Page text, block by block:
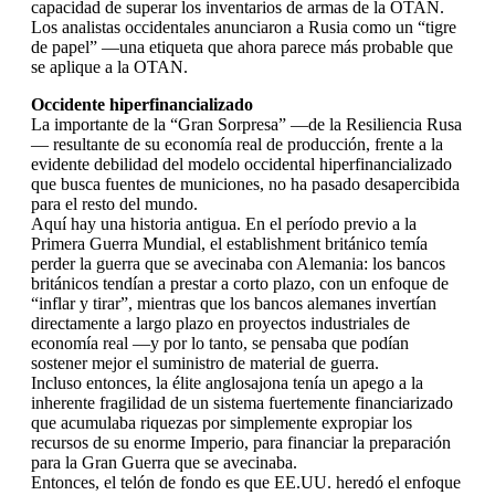
capacidad de superar los inventarios de armas de la OTAN.
Los analistas occidentales anunciaron a Rusia como un “tigre
de papel” —una etiqueta que ahora parece más probable que
se aplique a la OTAN.
Occidente hiperfinancializado
La importante de la “Gran Sorpresa” —de la Resiliencia Rusa
— resultante de su economía real de producción, frente a la
evidente debilidad del modelo occidental hiperfinancializado
que busca fuentes de municiones, no ha pasado desapercibida
para el resto del mundo.
Aquí hay una historia antigua. En el período previo a la
Primera Guerra Mundial, el establishment británico temía
perder la guerra que se avecinaba con Alemania: los bancos
británicos tendían a prestar a corto plazo, con un enfoque de
“inflar y tirar”, mientras que los bancos alemanes invertían
directamente a largo plazo en proyectos industriales de
economía real —y por lo tanto, se pensaba que podían
sostener mejor el suministro de material de guerra.
Incluso entonces, la élite anglosajona tenía un apego a la
inherente fragilidad de un sistema fuertemente financiarizado
que acumulaba riquezas por simplemente expropiar los
recursos de su enorme Imperio, para financiar la preparación
para la Gran Guerra que se avecinaba.
Entonces, el telón de fondo es que EE.UU. heredó el enfoque